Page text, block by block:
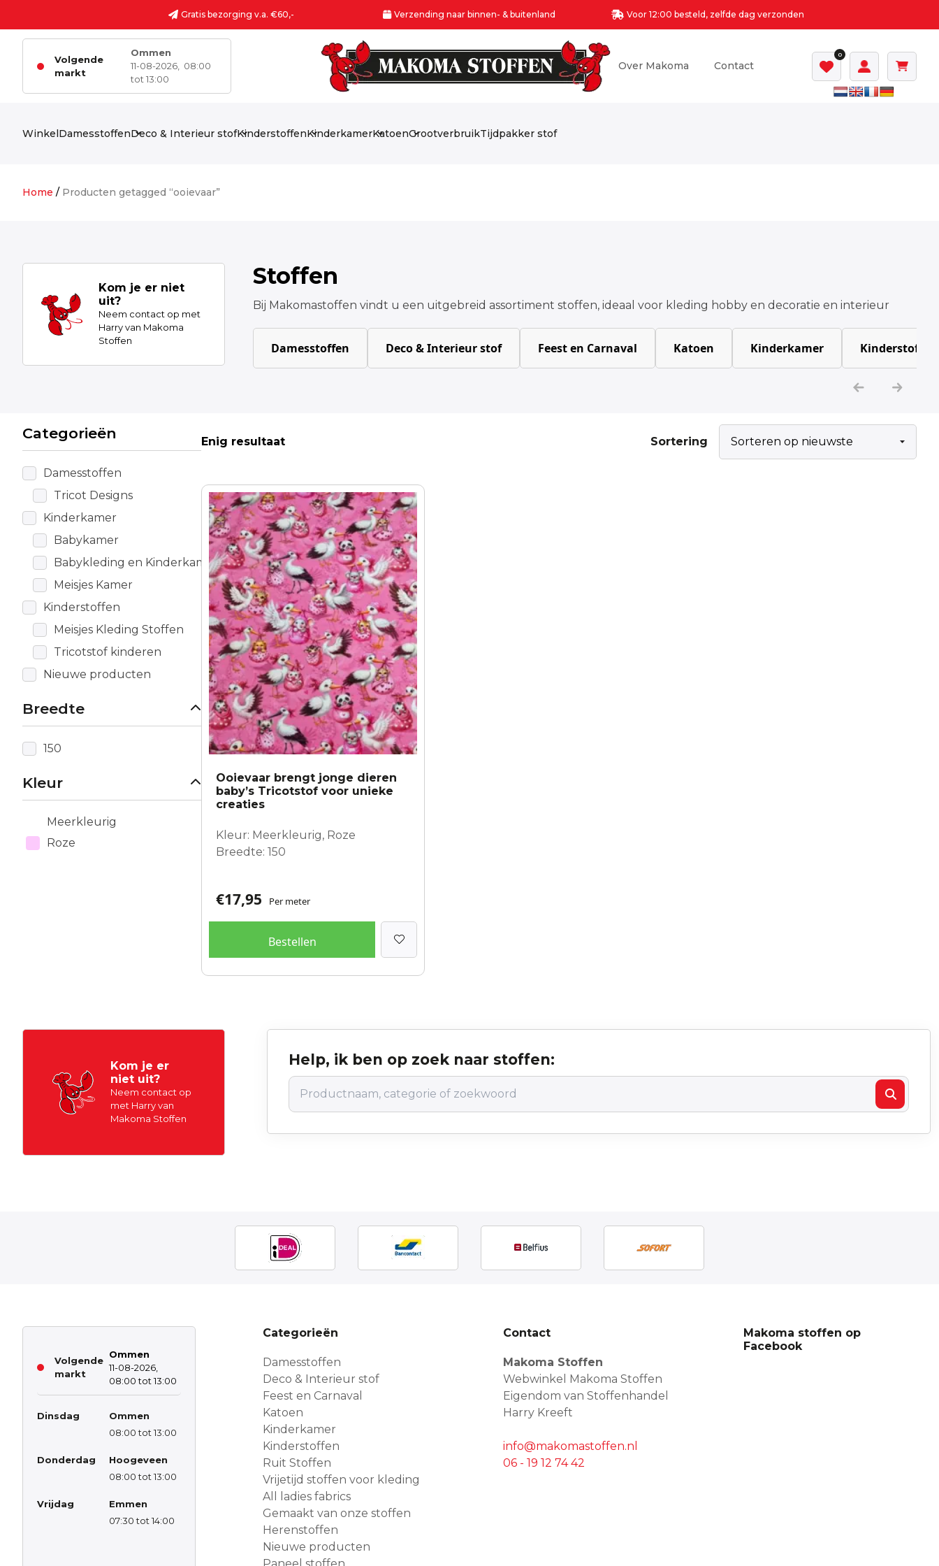
Gratis bezorging v.a. €60,- Verzending naar binnen- & buitenland Voor 12:00 besteld, zelfde dag verzonden
Volgende
markt
Ommen
11-08-2026,
08:00
tot 13:00
Over Makoma Contact
0
WinkelDamesstoffenDeco & Interieur stofKinderstoffenKinderkamerKatoenGrootverbruikTijdpakker stof
Home / Producten getagged “ooievaar”
Kom je er niet
uit?
Neem contact op met
Harry van Makoma
Stoffen
Stoffen
Bij Makomastoffen vindt u een uitgebreid assortiment stoffen, ideaal voor kleding hobby en decoratie en interieur
Damesstoffen Deco & Interieur stof Feest en Carnaval Katoen Kinderkamer Kinderstoffen
Categorieën
Damesstoffen
Tricot Designs
Kinderkamer
Babykamer
Babykleding en Kinderkamer
Meisjes Kamer
Kinderstoffen
Meisjes Kleding Stoffen
Tricotstof kinderen
Nieuwe producten
Breedte
150
Kleur
Meerkleurig
Roze
Enig resultaat Sortering
Ooievaar brengt jonge dieren
baby’s Tricotstof voor unieke
creaties
Kleur: Meerkleurig, Roze
Breedte: 150
€17,95 Per meter
Bestellen
Kom je er
niet uit?
Neem contact op
met Harry van
Makoma Stoffen
Help, ik ben op zoek naar stoffen:
Volgende
markt
Ommen
11-08-2026,
08:00 tot 13:00
Dinsdag
Ommen
08:00 tot 13:00
Donderdag
Hoogeveen
08:00 tot 13:00
Vrijdag
Emmen
07:30 tot 14:00
Categorieën
Damesstoffen
Deco & Interieur stof
Feest en Carnaval
Katoen
Kinderkamer
Kinderstoffen
Ruit Stoffen
Vrijetijd stoffen voor kleding
All ladies fabrics
Gemaakt van onze stoffen
Herenstoffen
Nieuwe producten
Paneel stoffen
Contact
Makoma Stoffen
Webwinkel Makoma Stoffen
Eigendom van Stoffenhandel
Harry Kreeft
info@makomastoffen.nl
06 - 19 12 74 42
Makoma stoffen op
Facebook